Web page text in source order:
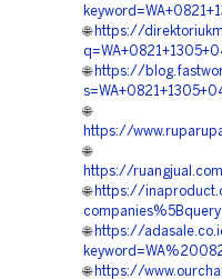
🌐 https://
🌐 https://
🌐
https://
🌐
https://
🌐 https://
🌐 https://
🌐 https://